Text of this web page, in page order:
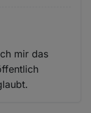
mir das